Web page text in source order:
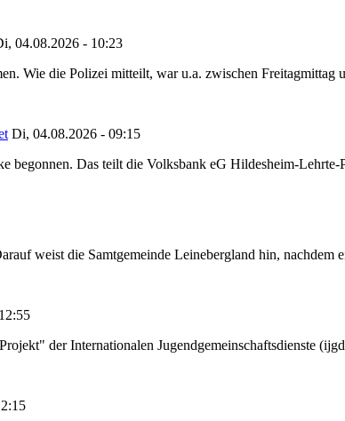
04.08.2026 - 10:23
Wie die Polizei mitteilt, war u.a. zwischen
Di, 04.08.2026 - 09:15
begonnen. Das teilt die Volksbank eG Hildesheim-
weist die Samtgemeinde Leinebergland hin, nachdem
der Internationalen Jugendgemeinschaftsdienste